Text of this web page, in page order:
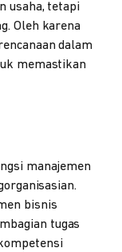
usaha, tetapi
Oleh karena
dalam
memastikan
manajemen
bisnis
tugas